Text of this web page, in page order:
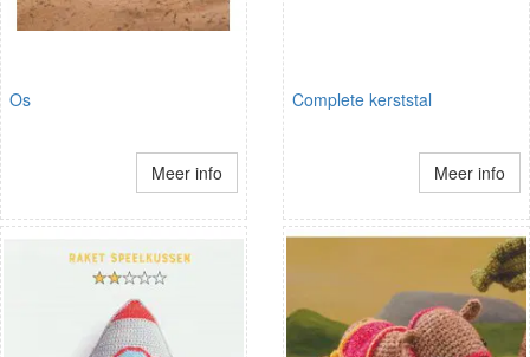
Os
Meer info
Complete kerststal
Meer info